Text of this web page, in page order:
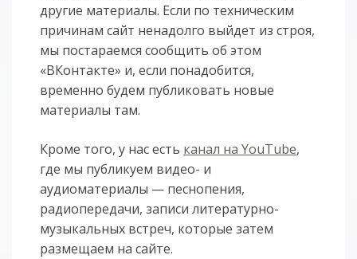
другие материалы. Если по техническим
причинам сайт ненадолго выйдет из строя,
мы постараемся сообщить об этом
«ВКонтакте» и, если понадобится,
временно будем публиковать новые
материалы там.
Кроме того, у нас есть канал на YouTube,
где мы публикуем видео- и
аудиоматериалы — песнопения,
радиопередачи, записи литературно-
музыкальных встреч, которые затем
размещаем на сайте.